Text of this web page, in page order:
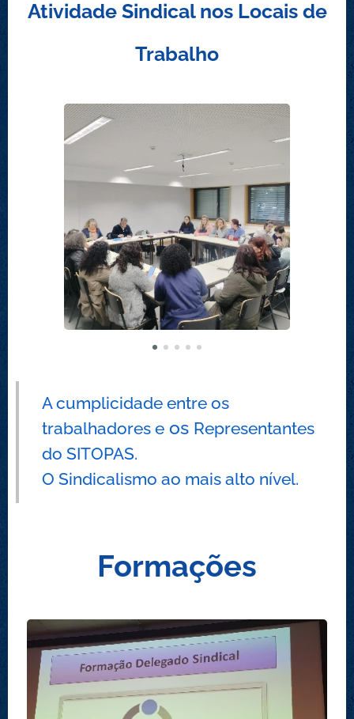
Atividade Sindical nos Locais de
Trabalho
A cumplicidade entre os
trabalhadores e os Representantes
do SITOPAS.
O Sindicalismo ao mais alto nível.
Formações